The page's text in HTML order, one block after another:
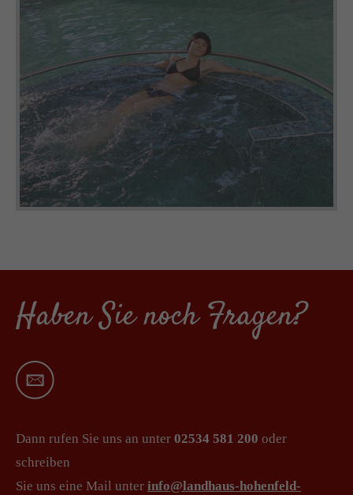
Haben Sie noch Fragen?
Dann rufen Sie uns an unter 02534 581 200 oder
schreiben
Sie uns eine Mail unter info@landhaus-hohenfeld-